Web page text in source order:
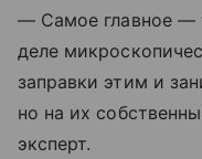
— Самое главное —
деле
заправки этим и
но на их
эксперт.